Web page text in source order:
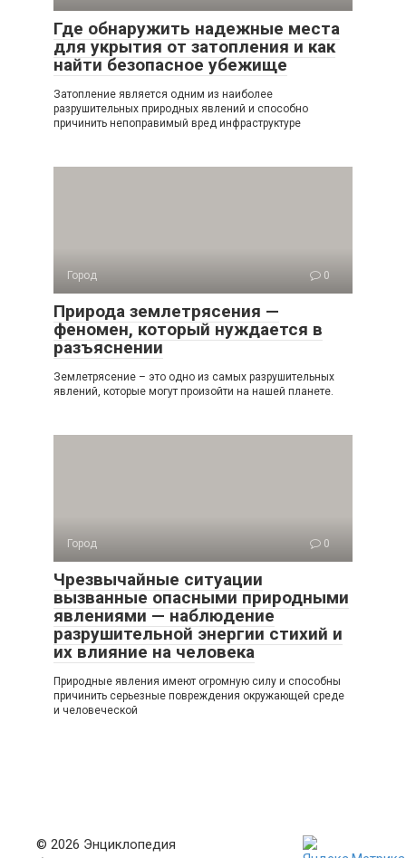
Где обнаружить надежные места
для укрытия от затопления и как
найти безопасное убежище
Затопление является одним из наиболее
разрушительных природных явлений и способно
причинить непоправимый вред инфраструктуре
Город 0
Природа землетрясения —
феномен, который нуждается в
разъяснении
Землетрясение – это одно из самых разрушительных
явлений, которые могут произойти на нашей планете.
Город 0
Чрезвычайные ситуации
вызванные опасными природными
явлениями — наблюдение
разрушительной энергии стихий и
их влияние на человека
Природные явления имеют огромную силу и способны
причинить серьезные повреждения окружающей среде
и человеческой
© 2026 Энциклопедия